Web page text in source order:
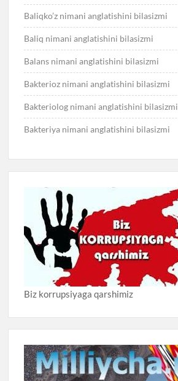
Baliqko’z nimani anglatishini bilasizmi
Baliq nimani anglatishini bilasizmi
Balans nimani anglatishini bilasizmi
Bakterioz nimani anglatishini bilasizmi
Bakteriolog nimani anglatishini bilasizmi
Bakteriya nimani anglatishini bilasizmi
Biz korrupsiyaga qarshimiz